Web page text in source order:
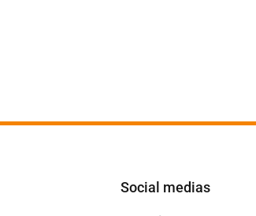
Social medias